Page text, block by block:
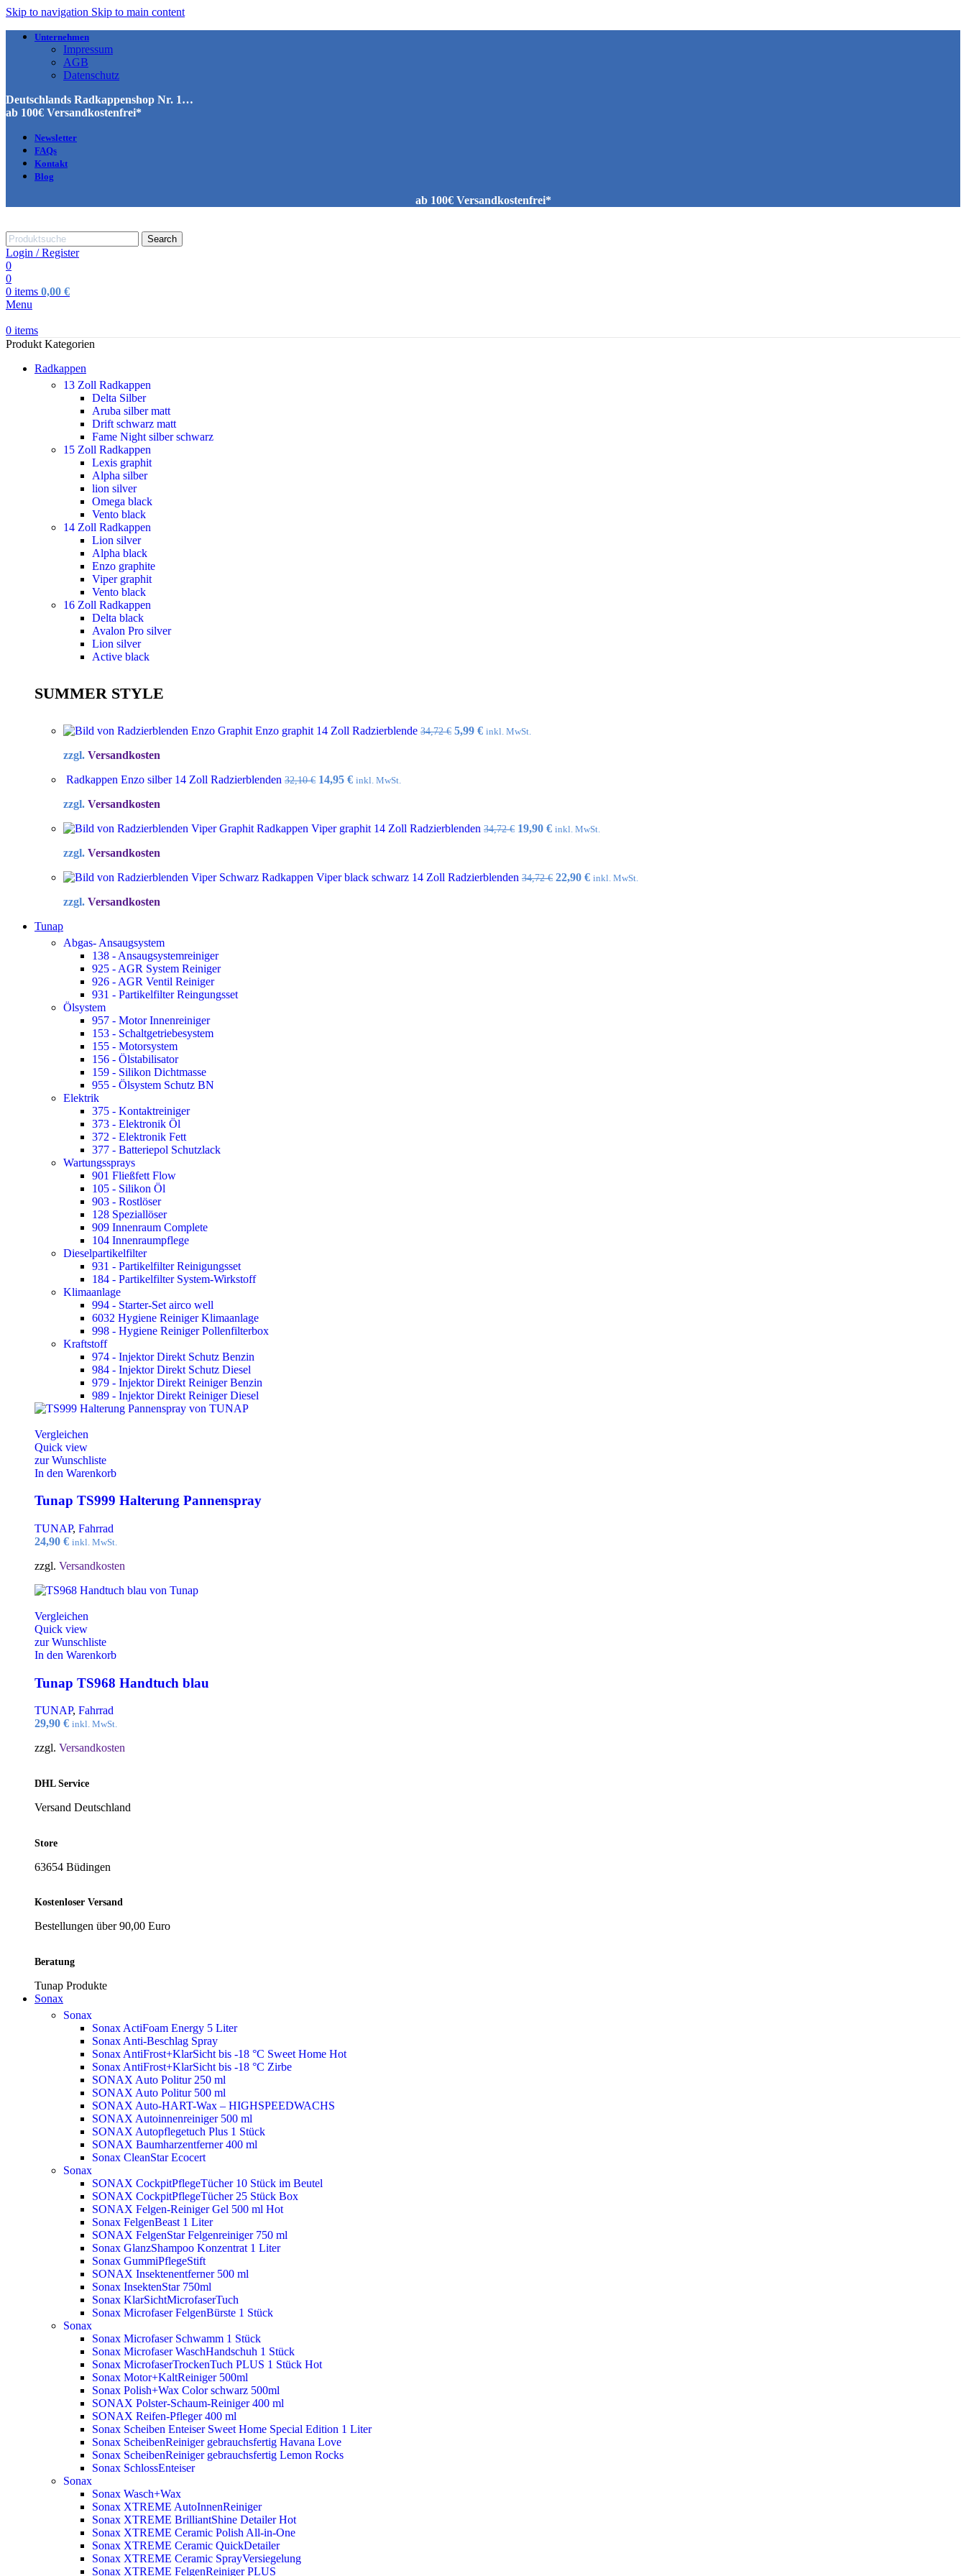
Skip to navigation Skip to main content
Unternehmen
Impressum
AGB
Datenschutz
Deutschlands Radkappenshop Nr. 1…
ab 100€ Versandkostenfrei*
Newsletter
FAQs
Kontakt
Blog
ab 100€ Versandkostenfrei*
Search
Login / Register
0
0
0 items 0,00 €
Menu
0 items
Produkt Kategorien
Radkappen
13 Zoll Radkappen
Delta Silber
Aruba silber matt
Drift schwarz matt
Fame Night silber schwarz
15 Zoll Radkappen
Lexis graphit
Alpha silber
lion silver
Omega black
Vento black
14 Zoll Radkappen
Lion silver
Alpha black
Enzo graphite
Viper graphit
Vento black
16 Zoll Radkappen
Delta black
Avalon Pro silver
Lion silver
Active black
SUMMER STYLE
Enzo graphit 14 Zoll Radzierblende 34,72€ Ursprünglicher
5,99 €Aktueller
inkl. MwSt.
zzgl. Versandkosten
Radkappen Enzo silber 14 Zoll Radzierblenden 32,10€ Ursprünglicher
14,95 €Aktueller
inkl. MwSt.
zzgl. Versandkosten
Radkappen Viper graphit 14 Zoll Radzierblenden 34,72€ Ursprünglicher
19,90 €Aktueller
inkl. MwSt.
zzgl. Versandkosten
Radkappen Viper black schwarz 14 Zoll Radzierblenden 34,72€ Ursprünglicher
22,90 €Aktueller
inkl. MwSt.
zzgl. Versandkosten
Tunap
Abgas- Ansaugsystem
138 - Ansaugsystemreiniger
925 - AGR System Reiniger
926 - AGR Ventil Reiniger
931 - Partikelfilter Reingungsset
Ölsystem
957 - Motor Innenreiniger
153 - Schaltgetriebesystem
155 - Motorsystem
156 - Ölstabilisator
159 - Silikon Dichtmasse
955 - Ölsystem Schutz BN
Elektrik
375 - Kontaktreiniger
373 - Elektronik Öl
372 - Elektronik Fett
377 - Batteriepol Schutzlack
Wartungssprays
901 Fließfett Flow
105 - Silikon Öl
903 - Rostlöser
128 Speziallöser
909 Innenraum Complete
104 Innenraumpflege
Dieselpartikelfilter
931 - Partikelfilter Reinigungsset
184 - Partikelfilter System-Wirkstoff
Klimaanlage
994 - Starter-Set airco well
6032 Hygiene Reiniger Klimaanlage
998 - Hygiene Reiniger Pollenfilterbox
Kraftstoff
974 - Injektor Direkt Schutz Benzin
984 - Injektor Direkt Schutz Diesel
979 - Injektor Direkt Reiniger Benzin
989 - Injektor Direkt Reiniger Diesel
Vergleichen
Quick view
zur Wunschliste
In den Warenkorb
Tunap TS999 Halterung Pannenspray
TUNAP, Fahrrad
24,90 € inkl. MwSt.
zzgl. Versandkosten
Vergleichen
Quick view
zur Wunschliste
In den Warenkorb
Tunap TS968 Handtuch blau
TUNAP, Fahrrad
29,90 € inkl. MwSt.
zzgl. Versandkosten
DHL Service
Versand Deutschland
Store
63654 Büdingen
Kostenloser Versand
Bestellungen über 90,00 Euro
Beratung
Tunap Produkte
Sonax
Sonax
Sonax ActiFoam Energy 5 Liter
Sonax Anti-Beschlag Spray
Sonax AntiFrost+KlarSicht bis -18 °C Sweet Home Hot
Sonax AntiFrost+KlarSicht bis -18 °C Zirbe
SONAX Auto Politur 250 ml
SONAX Auto Politur 500 ml
SONAX Auto-HART-Wax – HIGHSPEEDWACHS
SONAX Autoinnenreiniger 500 ml
SONAX Autopflegetuch Plus 1 Stück
SONAX Baumharzentferner 400 ml
Sonax CleanStar Ecocert
Sonax
SONAX CockpitPflegeTücher 10 Stück im Beutel
SONAX CockpitPflegeTücher 25 Stück Box
SONAX Felgen-Reiniger Gel 500 ml Hot
Sonax FelgenBeast 1 Liter
SONAX FelgenStar Felgenreiniger 750 ml
Sonax GlanzShampoo Konzentrat 1 Liter
Sonax GummiPflegeStift
SONAX Insektenentferner 500 ml
Sonax InsektenStar 750ml
Sonax KlarSichtMicrofaserTuch
Sonax Microfaser FelgenBürste 1 Stück
Sonax
Sonax Microfaser Schwamm 1 Stück
Sonax Microfaser WaschHandschuh 1 Stück
Sonax MicrofaserTrockenTuch PLUS 1 Stück Hot
Sonax Motor+KaltReiniger 500ml
Sonax Polish+Wax Color schwarz 500ml
SONAX Polster-Schaum-Reiniger 400 ml
SONAX Reifen-Pfleger 400 ml
Sonax Scheiben Enteiser Sweet Home Special Edition 1 Liter
Sonax ScheibenReiniger gebrauchsfertig Havana Love
Sonax ScheibenReiniger gebrauchsfertig Lemon Rocks
Sonax SchlossEnteiser
Sonax
Sonax Wasch+Wax
Sonax XTREME AutoInnenReiniger
Sonax XTREME BrilliantShine DetailerHot
Sonax XTREME Ceramic Polish All-in-One
Sonax XTREME Ceramic QuickDetailer
Sonax XTREME Ceramic SprayVersiegelung
Sonax XTREME FelgenReiniger PLUS